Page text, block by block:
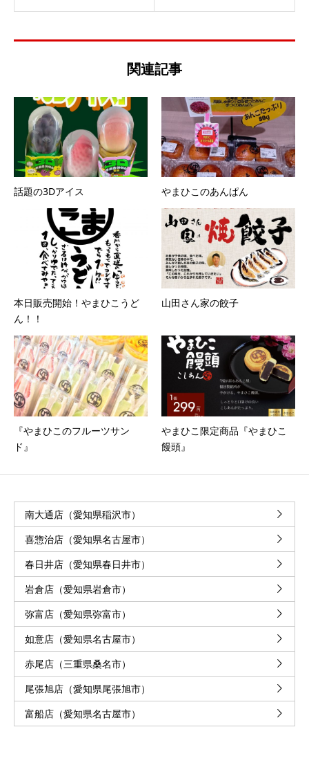
関連記事
話題の3Dアイス やまひこのあんぱん
本日販売開始！やまひこうど
ん！！
山田さん家の餃子
『やまひこのフルーツサン
ド』
やまひこ限定商品『やまひこ
饅頭』
南大通店（愛知県稲沢市）
喜惣治店（愛知県名古屋市）
春日井店（愛知県春日井市）
岩倉店（愛知県岩倉市）
弥富店（愛知県弥富市）
如意店（愛知県名古屋市）
赤尾店（三重県桑名市）
尾張旭店（愛知県尾張旭市）
富船店（愛知県名古屋市）